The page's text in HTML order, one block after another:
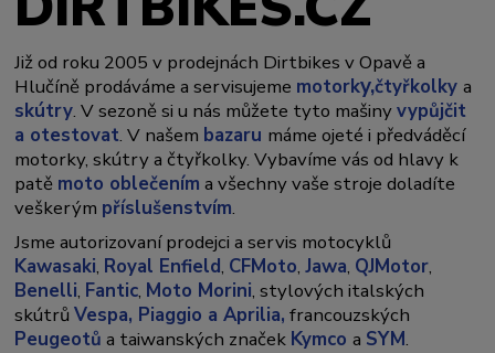
Již od roku 2005 v prodejnách Dirtbikes v Opavě a
Hlučíně prodáváme a servisujeme motorky,čtyřkolkya
skútry. V sezoně si u nás můžete tyto mašinyvypůjčit
a otestovat. V našem bazaru máme ojeté i předváděcí
motorky, skútry a čtyřkolky. Vybavíme vás od hlavy k
patě moto oblečením a všechny vaše stroje doladíte
veškerým příslušenstvím.
Jsme autorizovaní prodejci a servis motocyklů
Kawasaki, Royal Enfield, CFMoto,Jawa, QJMotor,
Benelli, Fantic, Moto Morini, stylových italských
skútrůVespa, Piaggio a Aprilia, francouzských
Peugeotů a taiwanských značek Kymcoa SYM.